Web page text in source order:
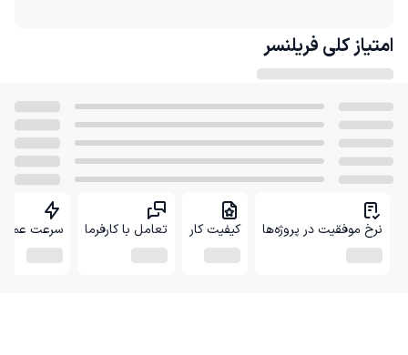
امتیاز کلی فریلنسر
نرخ موفقیت در پروژه‌ها کیفیت کار تعامل با کارفرما سرعت عمل